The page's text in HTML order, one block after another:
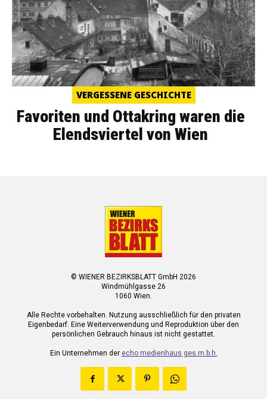
VERGESSENE GESCHICHTE
Favoriten und Ottakring waren die
Elendsviertel von Wien
© WIENER BEZIRKSBLATT GmbH 2026
Windmühlgasse 26
1060 Wien.
Alle Rechte vorbehalten. Nutzung ausschließlich für den privaten
Eigenbedarf. Eine Weiterverwendung und Reproduktion über den
persönlichen Gebrauch hinaus ist nicht gestattet.
Ein Unternehmen der echo medienhaus ges.m.b.h.